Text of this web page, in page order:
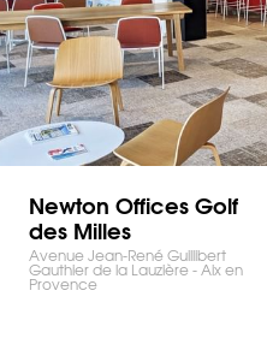
Newton Offices Golf
des Milles
Avenue Jean-René Guillibert
Gauthier de la Lauzière - Aix en
Provence